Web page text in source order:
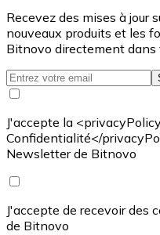
Recevez des mises à jour
nouveaux produits et les
Bitnovo directement dans
J'accepte la
Confidentialité</
Newsletter de Bitnovo
J'accepte de recevoir des
de Bitnovo